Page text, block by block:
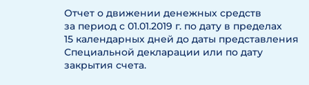
Отчет о движении денежных средств
за период с 01.01.2019 г. по дату в пределах
15 календарных дней до даты представления
Специальной декларации или по дату
закрытия счета.